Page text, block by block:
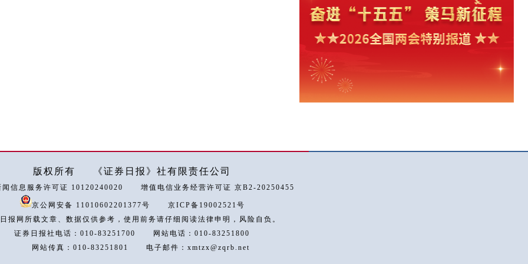
版权所有 《证券日报》社有限责任公司
闻信息服务许可证 10120240020 增值电信业务经营许可证 京B2-20250455
京公网安备 11010602201377号
京ICP备19002521号
报网所载文章、数据仅供参考，使用前务请仔细阅读法律申明，风险自负。
证券日报社电话：010-83251700
网站电话：010-83251800
网站传真：010-83251801
电子邮件：xmtzx@zqrb.net